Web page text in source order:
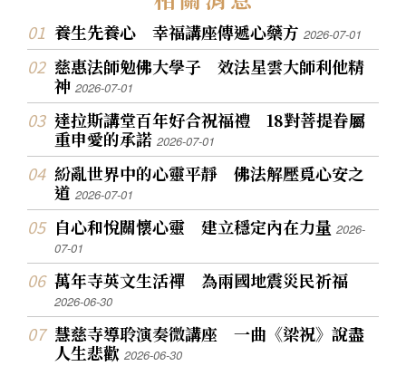
養生先養心 幸福講座傳遞心藥方2026-07-01
慈惠法師勉佛大學子 效法星雲大師利他精
神2026-07-01
達拉斯講堂百年好合祝福禮 18對菩提眷屬
重申愛的承諾2026-07-01
紛亂世界中的心靈平靜 佛法解壓覓心安之
道2026-07-01
自心和悅關懷心靈 建立穩定內在力量2026-
07-01
萬年寺英文生活禪 為兩國地震災民祈福
2026-06-30
慧慈寺導聆演奏微講座 一曲《梁祝》說盡
人生悲歡2026-06-30